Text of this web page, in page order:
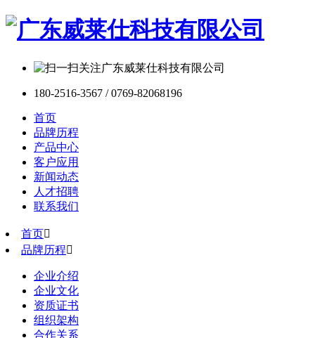
180-2516-3567 / 0769-82068196
首页
品牌历程
产品中心
客户应用
新闻动态
人才招聘
联系我们
首页
品牌历程
企业介绍
企业文化
资质证书
组织架构
合作关系